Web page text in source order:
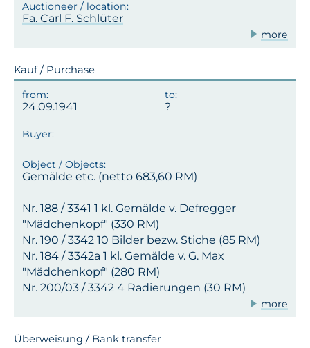
Fa. Carl F. Schlüter
more
Kauf / Purchase
24.09.1941
Gemälde etc. (netto 683,60 RM)
Nr. 188 / 3341 1 kl. Gemälde v. Defregger
"Mädchenkopf" (330 RM)
Nr. 190 / 3342 10 Bilder bezw. Stiche (85 RM)
Nr. 184 / 3342a 1 kl. Gemälde v. G. Max
"Mädchenkopf" (280 RM)
Nr. 200/03 / 3342 4 Radierungen (30 RM)
more
Überweisung / Bank transfer